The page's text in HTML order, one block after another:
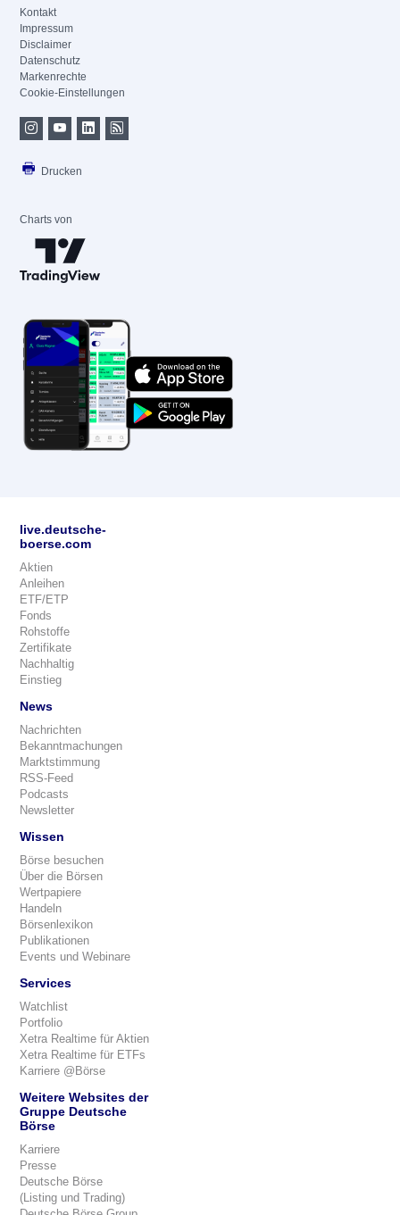
Kontakt
Impressum
Disclaimer
Datenschutz
Markenrechte
Cookie-Einstellungen
Drucken
Charts von
live.deutsche-
boerse.com
Aktien
Anleihen
ETF/ETP
Fonds
Rohstoffe
Zertifikate
Nachhaltig
Einstieg
News
Nachrichten
Bekanntmachungen
Marktstimmung
RSS-Feed
Podcasts
Newsletter
Wissen
Börse besuchen
Über die Börsen
Wertpapiere
Handeln
Börsenlexikon
Publikationen
Events und Webinare
Services
Watchlist
Portfolio
Xetra Realtime für Aktien
Xetra Realtime für ETFs
Karriere @Börse
Weitere Websites der
Gruppe Deutsche
Börse
Karriere
Presse
Deutsche Börse
(Listing und Trading)